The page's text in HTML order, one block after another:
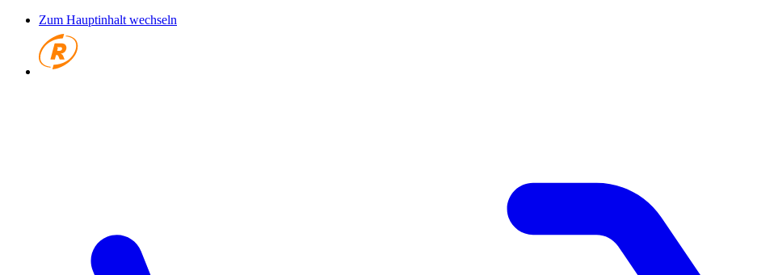
Zum Hauptinhalt wechseln